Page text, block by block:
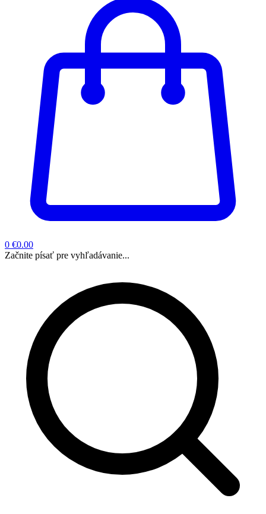
0 €0.00
Začnite písať pre vyhľadávanie...